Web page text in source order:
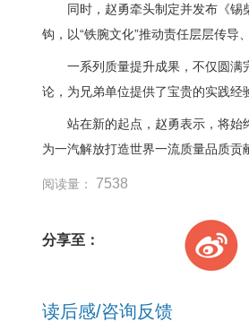
同时，赵勇牵头制定并发布《
钩，以“铁腕文化”推动责任层层传导
一系列质量提升成果，不仅圆
论，为兄弟单位提供了宝贵的实践经
站在新的起点，赵勇表示，将始
为一汽解放打造世界一流质量品质贡
阅读量： 7538
分享至：
读后感/咨询反馈